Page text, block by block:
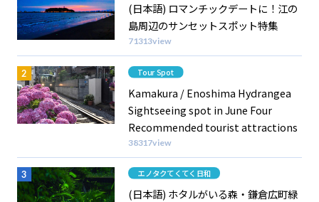
(日本語) ロマンチックデートに！江の
島周辺のサンセットスポット特集
71313view
Kamakura / Enoshima Hydrangea
Sightseeing spot in June Four
Recommended tourist attractions
38317view
Category
Tour Spot
(日本語) ホタルがいる森・鎌倉広町緑
Category
エノタクてくてく日和